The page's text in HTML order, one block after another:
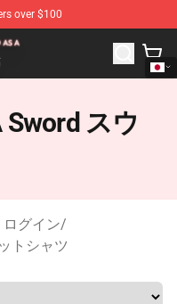
over $100
- Official Reincarnated
Sword スウ
ログイン/
トシャツ